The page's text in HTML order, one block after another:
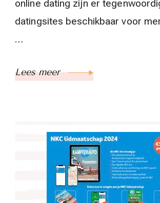
online dating zijn er
datingsites beschikbaar voor
…
Lees meer